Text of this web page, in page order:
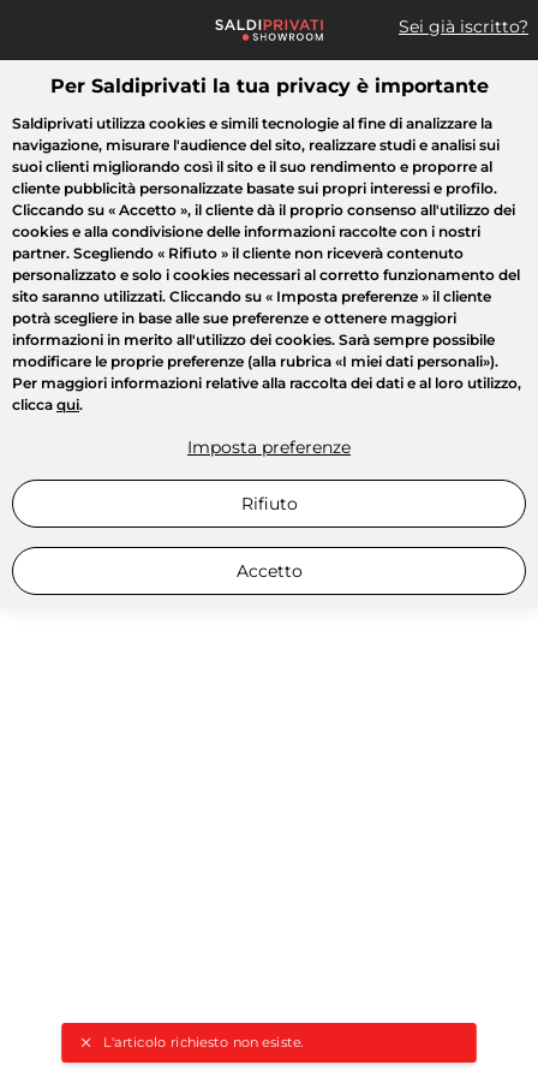
Sei già iscritto?
Cosa cerchi?
L'articolo richiesto non esiste.
Tutte le vendite Moda Casa Bellezza Elettrodomestici
Per Saldiprivati la tua privacy è importante
Saldiprivati utilizza cookies e simili tecnologie al fine di analizzare la
navigazione, misurare l'audience del sito, realizzare studi e analisi sui
suoi clienti migliorando così il sito e il suo rendimento e proporre al
cliente pubblicità personalizzate basate sui propri interessi e profilo.
Cliccando su « Accetto », il cliente dà il proprio consenso all'utilizzo dei
cookies e alla condivisione delle informazioni raccolte con i nostri
partner. Scegliendo « Rifiuto » il cliente non riceverà contenuto
personalizzato e solo i cookies necessari al corretto funzionamento del
sito saranno utilizzati. Cliccando su « Imposta preferenze » il cliente
potrà scegliere in base alle sue preferenze e ottenere maggiori
informazioni in merito all'utilizzo dei cookies. Sarà sempre possibile
modificare le proprie preferenze (alla rubrica «I miei dati personali»).
Per maggiori informazioni relative alla raccolta dei dati e al loro utilizzo,
clicca qui.
Imposta preferenze
Rifiuto
Accetto